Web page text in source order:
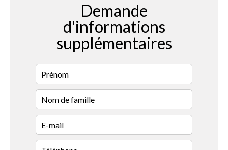
Demande
d'informations
supplémentaires